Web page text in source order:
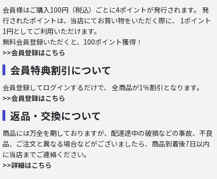
会員様はご購入100円（税込）ごとに4ポイントが発行されます。 発
行されたポイントは、当店にてお買い物をいただく際に、 1ポイント
1円としてご利用いただけます。
無料会員登録いただくと、100ポイント獲得！
>>会員登録はこちら
会員特典割引について
会員登録してログインするだけで、 全商品が1％割引となります。
>>会員登録はこちら
返品・交換について
商品には万全を期しておりますが、配達途中の破損などの事故、不良
品、ご注文と異なる場合などがございましたら、商品到着後7日以内
に当店までご連絡ください。
>>詳細はこちら